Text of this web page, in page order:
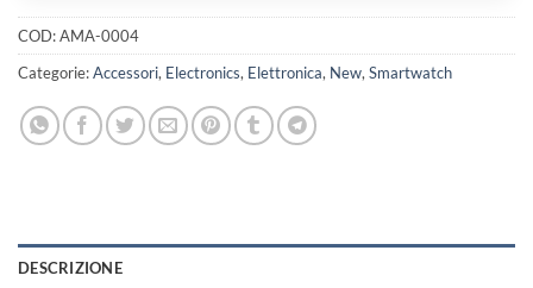
COD:AMA-0004
Categorie:Accessori, Electronics, Elettronica, New, Smartwatch
DESCRIZIONE